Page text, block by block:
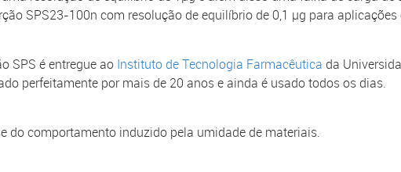
SPS23-100n com resolução de equilíbrio de 0,1 µg para
SPS é entregue ao Instituto de Tecnologia Farmacêutica da
perfeitamente por mais de 20 anos e ainda é usado todos os dias.
do comportamento induzido pela umidade de materiais.